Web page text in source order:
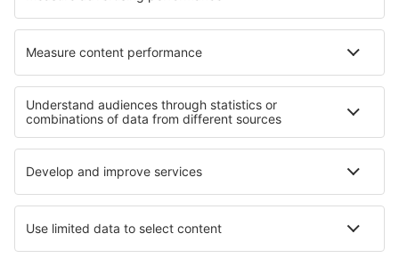
Cele mai bune locuri de cazare - regiuni
Cazare în Disneyland Paris Cazare în Burgundia
Cazare în Corsica Cazare în Meribel-les-Allues
Cazare în Courchevel Cazare in Bled Lake
Cazare on Ko Lanta Cazare ȋn Irlanda de Nord